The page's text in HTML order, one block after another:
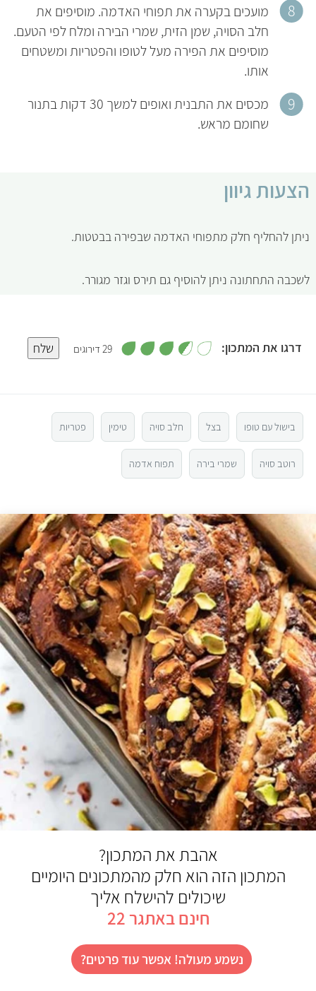
מועכים בקערה את תפוחי האדמה. מוסיפים את
חלב הסויה, שמן הזית, שמרי הבירה ומלח לפי הטעם.
מוסיפים את הפירה מעל לטופו והפטריות ומשטחים
אותו.
מכסים את התבנית ואופים למשך 30 דקות בתנור
שחומם מראש.
הצעות גיוון
ניתן להחליף חלק מתפוחי האדמה שבפירה בבטטות.
לשכבה התחתונה ניתן להוסיף גם תירס וגזר מגורר.
דרגו את המתכון:
3
2
29 דירוגים 3
ך
5
שלח
בישול עם טופו בצל חלב סויה טימין פטריות
רוטב סויה שמרי בירה תפוח אדמה
אהבת את המתכון?
המתכון הזה הוא חלק מהמתכונים היומיים
שיכולים להישלח אליך
חינם באתגר 22
נשמע מעולה! אפשר עוד פרטים?